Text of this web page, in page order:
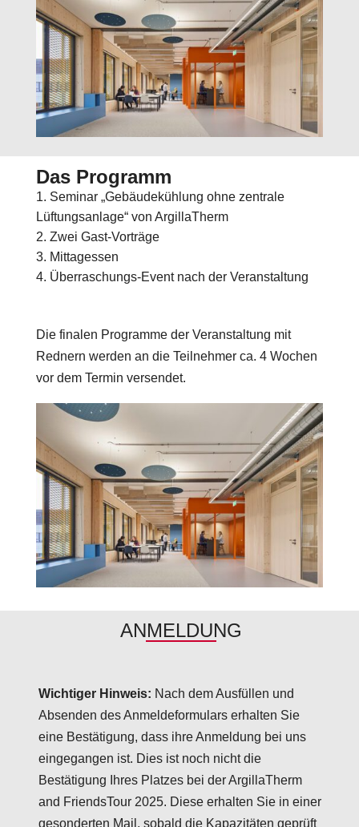
Das Programm
Seminar „Gebäudekühlung ohne zentrale
Lüftungsanlage“ von ArgillaTherm
Zwei Gast-Vorträge
Mittagessen
Überraschungs-Event nach der Veranstaltung
Die finalen Programme der Veranstaltung mit
Rednern werden an die Teilnehmer ca. 4 Wochen
vor dem Termin versendet.
ANMELDUNG
Wichtiger Hinweis: Nach dem Ausfüllen und
Absenden des Anmeldeformulars erhalten Sie
eine Bestätigung, dass ihre Anmeldung bei uns
eingegangen ist. Dies ist noch nicht die
Bestätigung Ihres Platzes bei der ArgillaTherm
and FriendsTour 2025. Diese erhalten Sie in einer
gesonderten Mail, sobald die Kapazitäten geprüft